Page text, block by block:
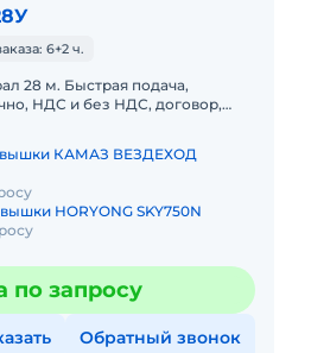
6+2 ч.
28 м. Быстрая подача,
НДС и без НДС, договор,
КАМАЗ ВЕЗДЕХОД
HORYONG SKY750N
по запросу
Обратный звонок